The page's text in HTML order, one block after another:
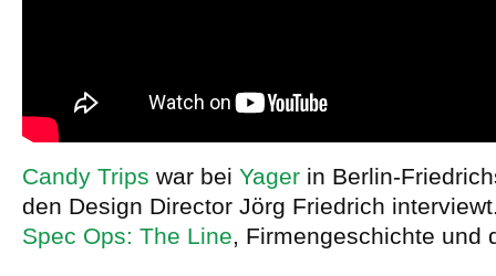
Candy Trips war bei Yager in Berlin-
den Design Director Jörg Friedrich
Spec Ops: The Line, Firmengeschichte und